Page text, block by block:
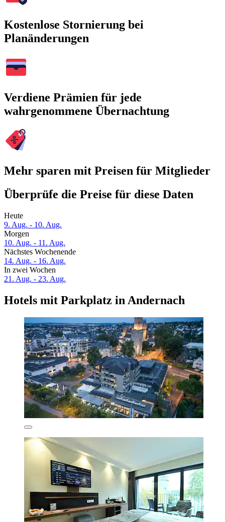
Kostenlose Stornierung bei
Planänderungen
Verdiene Prämien für jede
wahrgenommene Übernachtung
Mehr sparen mit Preisen für Mitglieder
Überprüfe die Preise für diese Daten
Heute
9. Aug. - 10. Aug.
Morgen
10. Aug. - 11. Aug.
Nächstes Wochenende
14. Aug. - 16. Aug.
In zwei Wochen
21. Aug. - 23. Aug.
Hotels mit Parkplatz in Andernach